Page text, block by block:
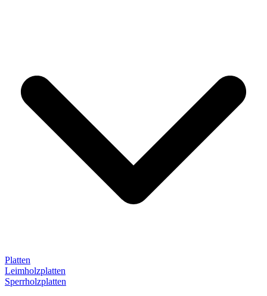
Platten
Leimholzplatten
Sperrholzplatten